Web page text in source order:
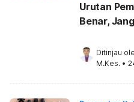
Urutan
Benar,
Ditinjau
M.Kes. •